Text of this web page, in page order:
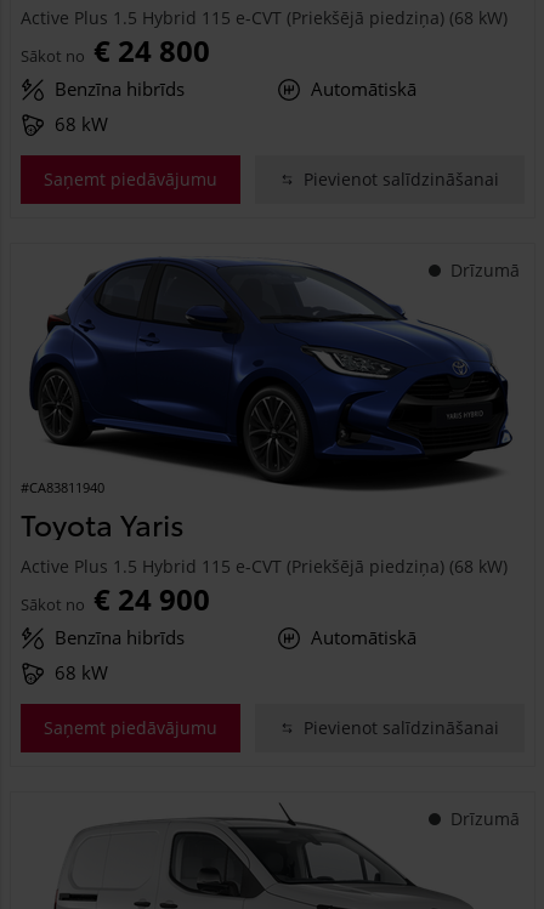
Active Plus 1.5 Hybrid 115 e-CVT (Priekšējā piedziņa) (68 kW)
Sākot no € 24 800
Benzīna hibrīds
Automātiskā
68 kW
Saņemt piedāvājumu Pievienot salīdzināšanai
Drīzumā
#CA83811940
Toyota Yaris
Active Plus 1.5 Hybrid 115 e-CVT (Priekšējā piedziņa) (68 kW)
Sākot no € 24 900
Benzīna hibrīds
Automātiskā
68 kW
Saņemt piedāvājumu Pievienot salīdzināšanai
Drīzumā